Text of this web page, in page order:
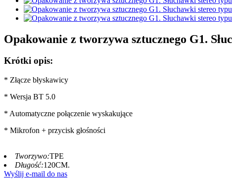
Opakowanie z tworzywa sztucznego G1.
Krótki opis:
* Złącze błyskawicy
* Wersja BT 5.0
* Automatyczne połączenie wyskakujące
* Mikrofon + przycisk głośności
Tworzywo:TPE
Długość:120CM.
Wyślij e-mail do nas